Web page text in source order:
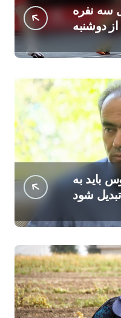
سه نفره
باید به
شود